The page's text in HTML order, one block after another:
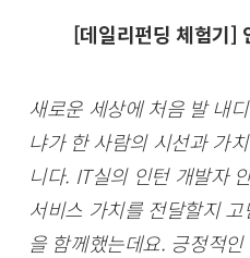
[데일리펀딩 체험기]
새로운 세상에 처음 발 내
냐가 한 사람의 시선과 가
니다. IT실의 인턴 개발자
서비스 가치를 전달할지
을 함께했는데요. 긍정적